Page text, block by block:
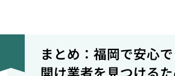
まとめ：福岡で安心
開け業者を見つける